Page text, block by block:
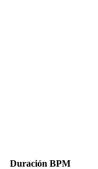
Duración BPM